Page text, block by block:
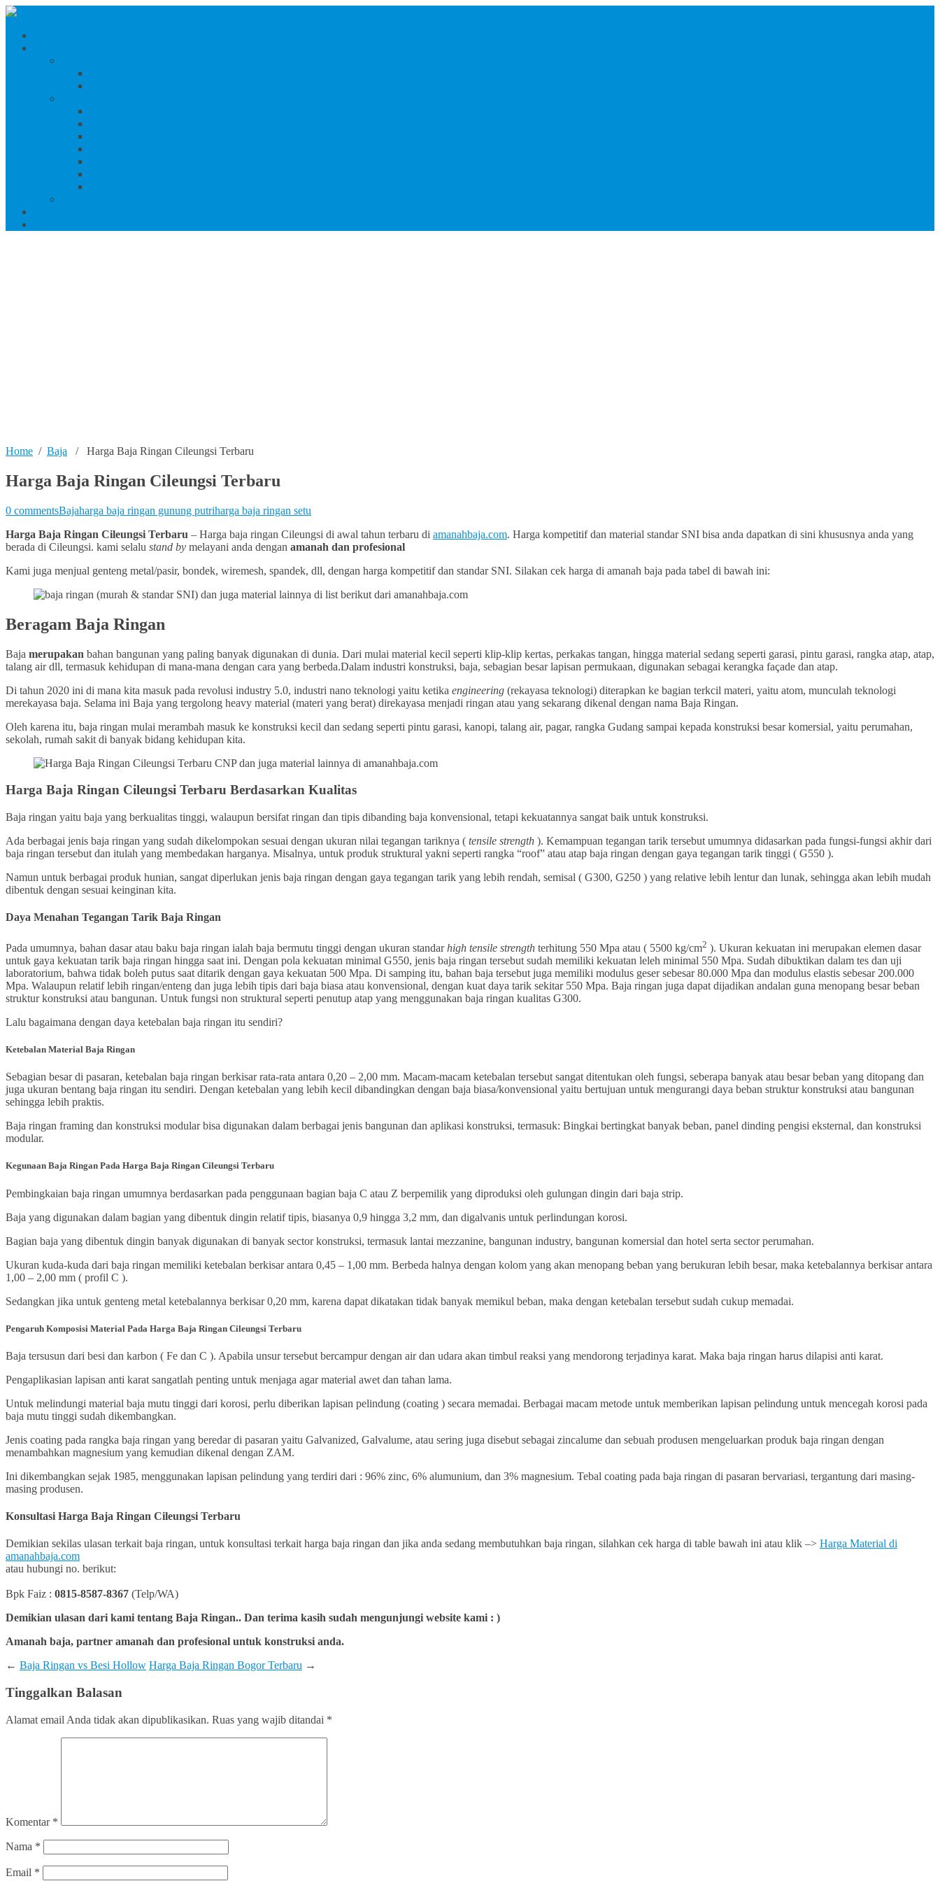
Home / Baja / Harga Baja Ringan Cileungsi Terbaru
Harga Baja Ringan Cileungsi Terbaru
0 commentsBajaharga baja ringan gunung putriharga baja ringan setu
Harga Baja Ringan Cileungsi Terbaru – Harga baja ringan Cileungsi di awal tahun terbaru di amanahbaja.com. Harga kompetitif dan material standar SNI bisa anda dapatkan di sini khususnya anda yang
berada di Cileungsi. kami selalu stand by melayani anda dengan amanah dan profesional
Kami juga menjual genteng metal/pasir, bondek, wiremesh, spandek, dll, dengan harga kompetitif dan standar SNI. Silakan cek harga di amanah baja pada tabel di bawah ini:
Beragam Baja Ringan
Baja merupakan bahan bangunan yang paling banyak digunakan di dunia. Dari mulai material kecil seperti klip-klip kertas, perkakas tangan, hingga material sedang seperti garasi, pintu garasi, rangka atap, atap,
talang air dll, termasuk kehidupan di mana-mana dengan cara yang berbeda.Dalam industri konstruksi, baja, sebagian besar lapisan permukaan, digunakan sebagai kerangka façade dan atap.
Di tahun 2020 ini di mana kita masuk pada revolusi industry 5.0, industri nano teknologi yaitu ketika engineering (rekayasa teknologi) diterapkan ke bagian terkcil materi, yaitu atom, munculah teknologi
merekayasa baja. Selama ini Baja yang tergolong heavy material (materi yang berat) direkayasa menjadi ringan atau yang sekarang dikenal dengan nama Baja Ringan.
Oleh karena itu, baja ringan mulai merambah masuk ke konstruksi kecil dan sedang seperti pintu garasi, kanopi, talang air, pagar, rangka Gudang sampai kepada konstruksi besar komersial, yaitu perumahan,
sekolah, rumah sakit di banyak bidang kehidupan kita.
Harga Baja Ringan Cileungsi Terbaru Berdasarkan Kualitas
Baja ringan yaitu baja yang berkualitas tinggi, walaupun bersifat ringan dan tipis dibanding baja konvensional, tetapi kekuatannya sangat baik untuk konstruksi.
Ada berbagai jenis baja ringan yang sudah dikelompokan sesuai dengan ukuran nilai tegangan tariknya ( tensile strength ). Kemampuan tegangan tarik tersebut umumnya didasarkan pada fungsi-fungsi akhir dari
baja ringan tersebut dan itulah yang membedakan harganya. Misalnya, untuk produk struktural yakni seperti rangka “roof” atau atap baja ringan dengan gaya tegangan tarik tinggi ( G550 ).
Namun untuk berbagai produk hunian, sangat diperlukan jenis baja ringan dengan gaya tegangan tarik yang lebih rendah, semisal ( G300, G250 ) yang relative lebih lentur dan lunak, sehingga akan lebih mudah
dibentuk dengan sesuai keinginan kita.
Daya Menahan Tegangan Tarik Baja Ringan
Pada umumnya, bahan dasar atau baku baja ringan ialah baja bermutu tinggi dengan ukuran standarhigh tensile strength terhitung 550 Mpa atau ( 5500 kg/cm2 ). Ukuran kekuatan ini merupakan elemen dasar
untuk gaya kekuatan tarik baja ringan hingga saat ini. Dengan pola kekuatan minimal G550, jenis baja ringan tersebut sudah memiliki kekuatan leleh minimal 550 Mpa. Sudah dibuktikan dalam tes dan uji
laboratorium, bahwa tidak boleh putus saat ditarik dengan gaya kekuatan 500 Mpa. Di samping itu, bahan baja tersebut juga memiliki modulus geser sebesar 80.000 Mpa dan modulus elastis sebesar 200.000
Mpa. Walaupun relatif lebih ringan/enteng dan juga lebih tipis dari baja biasa atau konvensional, dengan kuat daya tarik sekitar 550 Mpa. Baja ringan juga dapat dijadikan andalan guna menopang besar beban
struktur konstruksi atau bangunan. Untuk fungsi non struktural seperti penutup atap yang menggunakan baja ringan kualitas G300.
Lalu bagaimana dengan daya ketebalan baja ringan itu sendiri?
Ketebalan Material Baja Ringan
Sebagian besar di pasaran, ketebalan baja ringan berkisar rata-rata antara 0,20 – 2,00 mm. Macam-macam ketebalan tersebut sangat ditentukan oleh fungsi, seberapa banyak atau besar beban yang ditopang dan
juga ukuran bentang baja ringan itu sendiri. Dengan ketebalan yang lebih kecil dibandingkan dengan baja biasa/konvensional yaitu bertujuan untuk mengurangi daya beban struktur konstruksi atau bangunan
sehingga lebih praktis.
Baja ringan framing dan konstruksi modular bisa digunakan dalam berbagai jenis bangunan dan aplikasi konstruksi, termasuk: Bingkai bertingkat banyak beban, panel dinding pengisi eksternal, dan konstruksi
modular.
Kegunaan Baja Ringan Pada Harga Baja Ringan Cileungsi Terbaru
Pembingkaian baja ringan umumnya berdasarkan pada penggunaan bagian baja C atau Z berpemilik yang diproduksi oleh gulungan dingin dari baja strip.
Baja yang digunakan dalam bagian yang dibentuk dingin relatif tipis, biasanya 0,9 hingga 3,2 mm, dan digalvanis untuk perlindungan korosi.
Bagian baja yang dibentuk dingin banyak digunakan di banyak sector konstruksi, termasuk lantai mezzanine, bangunan industry, bangunan komersial dan hotel serta sector perumahan.
Ukuran kuda-kuda dari baja ringan memiliki ketebalan berkisar antara 0,45 – 1,00 mm. Berbeda halnya dengan kolom yang akan menopang beban yang berukuran lebih besar, maka ketebalannya berkisar antara
1,00 – 2,00 mm ( profil C ).
Sedangkan jika untuk genteng metal ketebalannya berkisar 0,20 mm, karena dapat dikatakan tidak banyak memikul beban, maka dengan ketebalan tersebut sudah cukup memadai.
Pengaruh Komposisi Material Pada Harga Baja Ringan Cileungsi Terbaru
Baja tersusun dari besi dan karbon ( Fe dan C ). Apabila unsur tersebut bercampur dengan air dan udara akan timbul reaksi yang mendorong terjadinya karat. Maka baja ringan harus dilapisi anti karat.
Pengaplikasian lapisan anti karat sangatlah penting untuk menjaga agar material awet dan tahan lama.
Untuk melindungi material baja mutu tinggi dari korosi, perlu diberikan lapisan pelindung (coating ) secara memadai. Berbagai macam metode untuk memberikan lapisan pelindung untuk mencegah korosi pada
baja mutu tinggi sudah dikembangkan.
Jenis coating pada rangka baja ringan yang beredar di pasaran yaitu Galvanized, Galvalume, atau sering juga disebut sebagai zincalume dan sebuah produsen mengeluarkan produk baja ringan dengan
menambahkan magnesium yang kemudian dikenal dengan ZAM.
Ini dikembangkan sejak 1985, menggunakan lapisan pelindung yang terdiri dari : 96% zinc, 6% alumunium, dan 3% magnesium. Tebal coating pada baja ringan di pasaran bervariasi, tergantung dari masing-
masing produsen.
Konsultasi Harga Baja Ringan Cileungsi Terbaru
Demikian sekilas ulasan terkait baja ringan, untuk konsultasi terkait harga baja ringan dan jika anda sedang membutuhkan baja ringan, silahkan cek harga di table bawah ini atau klik –> Harga Material di
amanahbaja.com
atau hubungi no. berikut:
Bpk Faiz : 0815-8587-8367 (Telp/WA)
Demikian ulasan dari kami tentang Baja Ringan.. Dan terima kasih sudah mengunjungi website kami : )
Amanah baja, partner amanah dan profesional untuk konstruksi anda.
← Baja Ringan vs Besi Hollow Harga Baja Ringan Bogor Terbaru →
Tinggalkan Balasan
Alamat email Anda tidak akan dipublikasikan. Ruas yang wajib ditandai *
Komentar *
Nama *
Email *